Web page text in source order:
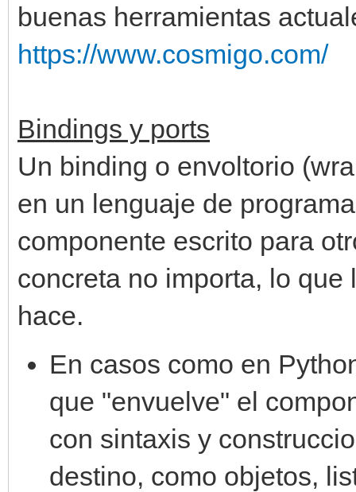
buenas herramientas
https://www.cosmigo.com/
Bindings y ports
Un binding o envoltorio
en un lenguaje de
componente escrito para
concreta no importa, lo
hace.
En casos como en
que "envuelve" el
con sintaxis y
destino, como objetos,